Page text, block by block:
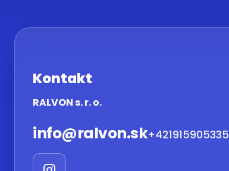
Kontakt
RALVON s. r. o.
info@ralvon.sk+421915905335